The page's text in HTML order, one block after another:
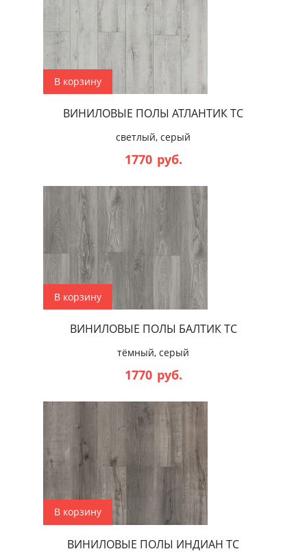
производства
Наличие фаски
В корзину
ВИНИЛОВЫЕ ПОЛЫ АТЛАНТИК ТС
светлый, серый
1770 руб.
В корзину
ВИНИЛОВЫЕ ПОЛЫ БАЛТИК ТС
тёмный, серый
1770 руб.
В корзину
ВИНИЛОВЫЕ ПОЛЫ ИНДИАН ТС